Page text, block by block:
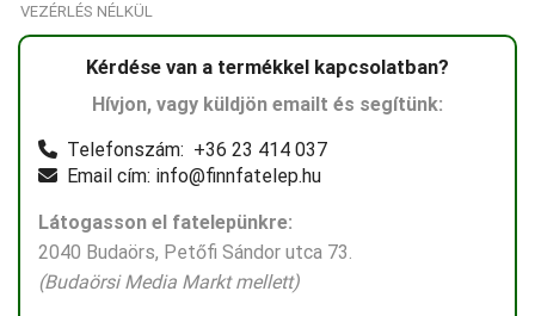
VEZÉRLÉS NÉLKÜL
Kérdése van a termékkel kapcsolatban?
Hívjon, vagy küldjön emailt és segítünk:
Telefonszám: +36 23 414 037
Email cím: info@finnfatelep.hu
Látogasson el fatelepünkre:
2040 Budaörs, Petőfi Sándor utca 73.
(Budaörsi Media Markt mellett)